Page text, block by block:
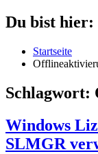
Du bist hier:
Startseite
Schlagwort:
Windows
SLMGR